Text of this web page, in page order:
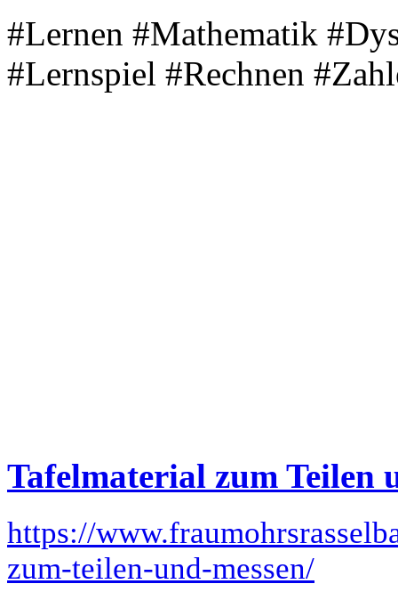
#Lernen #Mathematik
#Lernspiel #Rechnen
Tafelmaterial zum Teilen
https://
zum-teilen-und-messen/